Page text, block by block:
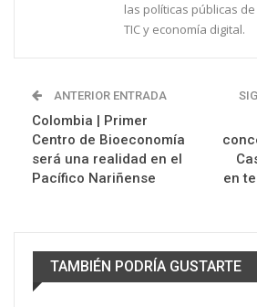
las políticas públicas
TIC y economía digital.
ANTERIOR ENTRADA
Colombia | Primer
Centro de Bioeconomía
será una realidad en el
Pacífico Nariñense
en
TAMBIÉN PODRÍA GUSTARTE